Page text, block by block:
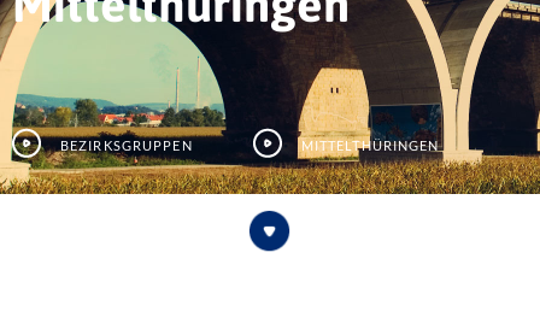
Bezirksgruppen Mittelthüringen